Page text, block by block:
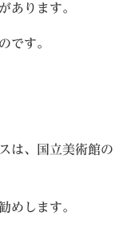
あります。
です。
は、国立美術館の
めします。